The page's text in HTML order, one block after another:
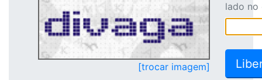
[trocar imagem]
lado no